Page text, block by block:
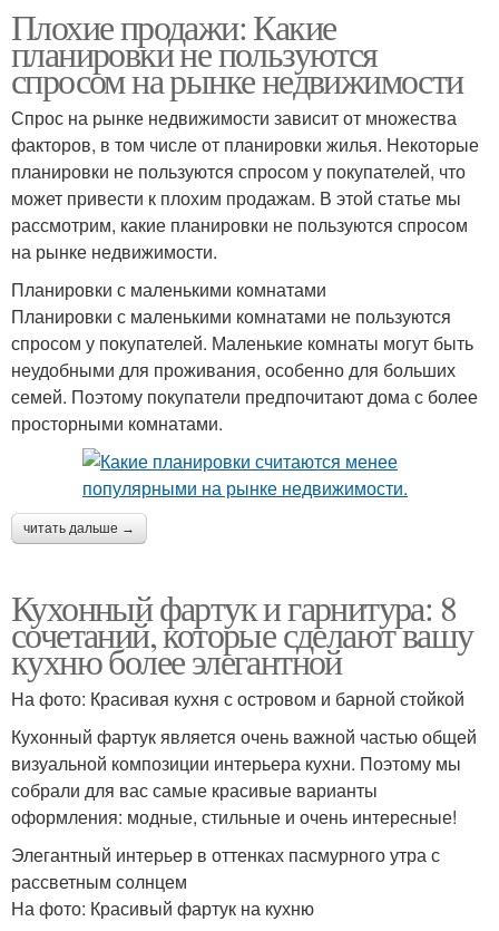
Плохие продажи: Какие
планировки не пользуются
спросом на рынке недвижимости
Спрос на рынке недвижимости зависит от множества
факторов, в том числе от планировки жилья. Некоторые
планировки не пользуются спросом у покупателей, что
может привести к плохим продажам. В этой статье мы
рассмотрим, какие планировки не пользуются спросом
на рынке недвижимости.
Планировки с маленькими комнатами
Планировки с маленькими комнатами не пользуются
спросом у покупателей. Маленькие комнаты могут быть
неудобными для проживания, особенно для больших
семей. Поэтому покупатели предпочитают дома с более
просторными комнатами.
читать дальше →
Кухонный фартук и гарнитура: 8
сочетаний, которые сделают вашу
кухню более элегантной
На фото: Красивая кухня с островом и барной стойкой
Кухонный фартук является очень важной частью общей
визуальной композиции интерьера кухни. Поэтому мы
собрали для вас самые красивые варианты
оформления: модные, стильные и очень интересные!
Элегантный интерьер в оттенках пасмурного утра с
рассветным солнцем
На фото: Красивый фартук на кухню